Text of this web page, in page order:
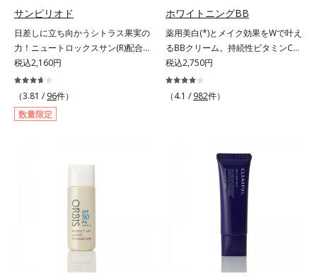
とすときには洗浄料やボディ用洗浄
料を使って、ていねいに洗い流して
ください。*1 SPF50+・PA++++ オ
ルビス サンスクリーン®内ウォータ
ミセス/ハトムギ種子発酵液配合＝
保湿成分*3 保湿成分*4 乾燥など*5
生成する状態
ます。UVカット効果と肌をトーン
アップさせる効果(*4)があり、朝の
メイク前のスキンケアにぴったり。
オイルカットでベタつかないので、
すぐにメイクが始められます。*1
乾燥など *2 角層内 *3 ちり・ほこ
り等 *4 メイクアップ効果による
サンピリオド
日差しに立ち向かうシトラス果実の
力！ニュートロックスサン(R)配合の
インナーケア(*)。果実の力で日差し
に立ち向かうインナーケア(*)です。
強い紫外線が降り注ぐ南スペイン産
のシトラスとローズマリーから抽出
した話題の成分、「ニュートロック
ある夏のケア成分です。さらに夏の
自の製法でサポートします。飲むだ
けのケアなので、夏対策にありがち
な不快感やストレスは無し！ 時短
ケアにもなるため、忙しい方にもお
すすめです。夏を快適に過ごすため
税込2,160円
（3.81 / 96件）
数量限定
ホワイトニングBB
薬用美白(*)とメイク効果をWで叶え
るBBクリーム。持続性ビタミンC誘
導体で美白しながらくすみのない軽
やか美肌を長時間キープ。メイクし
ながら日中美白(*)効果も発揮する、
白美容液に色をつける”製法で生ま
れたBBだから、塗るだけで日中も
美白効果を発揮。さらに肌のくすみ
をパッと飛ばし、皮脂テカを防ぎな
がら明るい肌を長時間キープしま
け止め・化粧下地・ファンデ―ショ
ン・コンシーラー・パウダーを兼ね
る1本6役。時短メイクが叶います。
税込2,750円
（4.1 / 982件）